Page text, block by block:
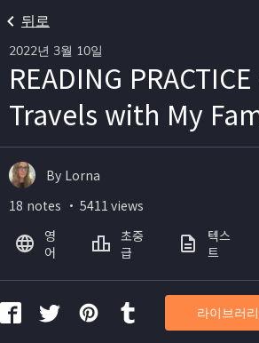
뒤로
2022년 3월 10일
READING
Travels with My
By Lorna
18 notes ・ 5411 views
영
어
초중
급
텍스
트
라이브러